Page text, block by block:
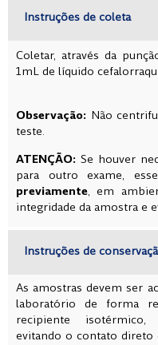
Instruções de coleta
Coletar, através da
1mL de líquido
Observação: Não
teste.
ATENÇÃO: Se houver
para outro exame,
previamente, em
integridade da amostra e
Instruções de
As amostras devem ser
laboratório de forma
recipiente isotérmico,
evitando o contato direto